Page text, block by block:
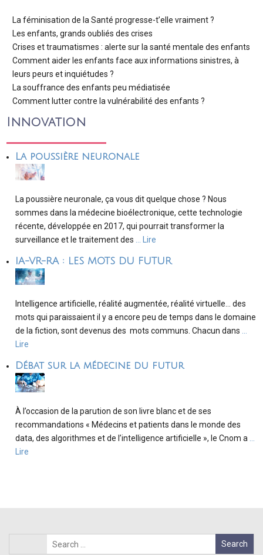
La féminisation de la Santé progresse-t’elle vraiment ?
Les enfants, grands oubliés des crises
Crises et traumatismes : alerte sur la santé mentale des enfants
Comment aider les enfants face aux informations sinistres, à
leurs peurs et inquiétudes ?
La souffrance des enfants peu médiatisée
Comment lutter contre la vulnérabilité des enfants ?
Innovation
La poussière neuronale
La poussière neuronale, ça vous dit quelque chose ? Nous
sommes dans la médecine bioélectronique, cette technologie
récente, développée en 2017, qui pourrait transformer la
surveillance et le traitement des
… Lire
IA-VR-RA : LES MOTS DU FUTUR
Intelligence artificielle, réalité augmentée, réalité virtuelle… des
mots qui paraissaient il y a encore peu de temps dans le domaine
de la fiction, sont devenus des mots communs. Chacun dans
Lire
Débat sur la médecine du futur
À l’occasion de la parution de son livre blanc et de ses
recommandations « Médecins et patients dans le monde des
data, des algorithmes et de l’intelligence artificielle », le Cnom a
Lire